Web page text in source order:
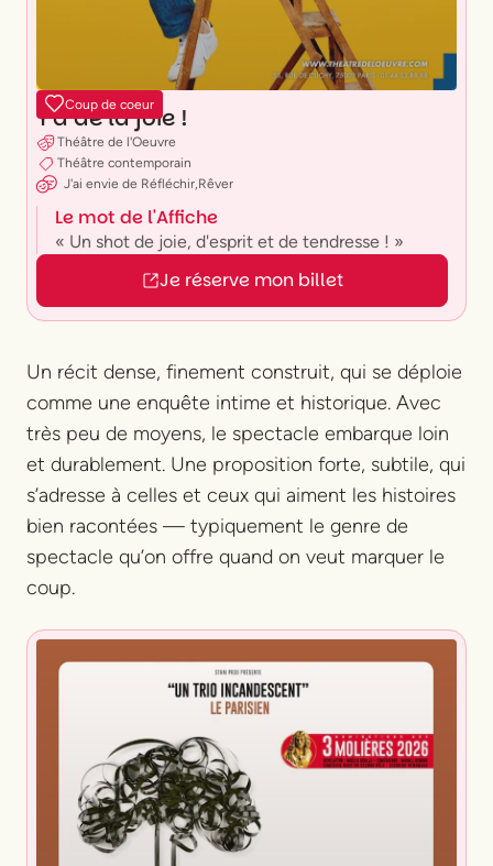
Coup de coeur
Y'a de la joie !
Théâtre de l'Oeuvre
Théâtre contemporain
J'ai enviede Réfléchir,Rêver
Le mot de l'Affiche
« Un shot de joie, d'esprit et de tendresse ! »
Je réserve mon billet
Un récit dense, finement construit, qui se déploie
comme une enquête intime et historique. Avec
très peu de moyens, le spectacle embarque loin
et durablement. Une proposition forte, subtile, qui
s’adresse à celles et ceux qui aiment les histoires
bien racontées — typiquement le genre de
spectacle qu’on offre quand on veut marquer le
coup.